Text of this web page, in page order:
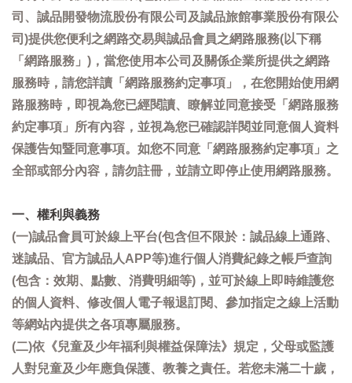
司、誠品開發物流股份有限公司及誠品旅館事業股份有限公
司)提供您便利之網路交易與誠品會員之網路服務(以下稱
「網路服務」)，當您使用本公司及關係企業所提供之網路
服務時，請您詳讀「網路服務約定事項」，在您開始使用網
路服務時，即視為您已經閱讀、瞭解並同意接受「網路服務
約定事項」所有內容，並視為您已確認詳閱並同意個人資料
保護告知暨同意事項。如您不同意「網路服務約定事項」之
全部或部分內容，請勿註冊，並請立即停止使用網路服務。
一、權利與義務
(一)誠品會員可於線上平台(包含但不限於：誠品線上通路、
迷誠品、官方誠品人APP等)進行個人消費紀錄之帳戶查詢
(包含：效期、點數、消費明細等)，並可於線上即時維護您
的個人資料、修改個人電子報退訂閱、參加指定之線上活動
等網站內提供之各項專屬服務。
(二)依《兒童及少年福利與權益保障法》規定，父母或監護
人對兒童及少年應負保護、教養之責任。若您未滿二十歲，